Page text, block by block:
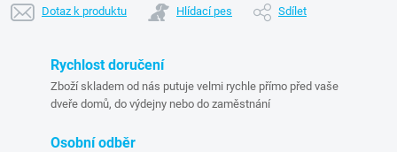
Dotaz k produktu Hlídací pes Sdílet
Rychlost doručení
Zboží skladem od nás putuje velmi rychle přímo před vaše
dveře domů, do výdejny nebo do zaměstnání
Osobní odběr